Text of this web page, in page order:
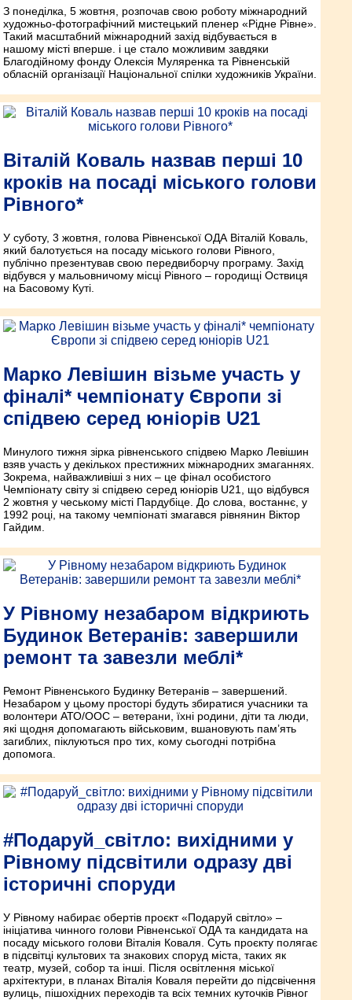
З понеділка, 5 жовтня, розпочав свою роботу міжнародний
художньо-фотографічний мистецький пленер «Рідне Рівне».
Такий масштабний міжнародний захід відбувається в
нашому місті вперше. і це стало можливим завдяки
Благодійному фонду Олексія Муляренка та Рівненській
обласній організації Національної спілки художників України.
Віталій Коваль назвав перші 10
кроків на посаді міського голови
Рівного*
У суботу, 3 жовтня, голова Рівненської ОДА Віталій Коваль,
який балотується на посаду міського голови Рівного,
публічно презентував свою передвиборчу програму. Захід
відбувся у мальовничому місці Рівного – городищі Оствиця
на Басовому Куті.
Марко Левішин візьме участь у
фіналі* чемпіонату Європи зі
спідвею серед юніорів U21
Минулого тижня зірка рівненського спідвею Марко Левішин
взяв участь у декількох престижних міжнародних змаганнях.
Зокрема, найважливіші з них – це фінал особистого
Чемпіонату світу зі спідвею серед юніорів U21, що відбувся
2 жовтня у чеському місті Пардубіце. До слова, востаннє, у
1992 році, на такому чемпіонаті змагався рівнянин Віктор
Гайдим.
У Рівному незабаром відкриють
Будинок Ветеранів: завершили
ремонт та завезли меблі*
Ремонт Рівненського Будинку Ветеранів – завершений.
Незабаром у цьому просторі будуть збиратися учасники та
волонтери АТО/ООС – ветерани, їхні родини, діти та люди,
які щодня допомагають військовим, вшановують пам’ять
загиблих, піклуються про тих, кому сьогодні потрібна
допомога.
#Подаруй_світло: вихідними у
Рівному підсвітили одразу дві
історичні споруди
У Рівному набирає обертів проєкт «Подаруй світло» –
ініціатива чинного голови Рівненської ОДА та кандидата на
посаду міського голови Віталія Коваля. Суть проєкту полягає
в підсвітці культових та знакових споруд міста, таких як
театр, музей, собор та інші. Після освітлення міської
архітектури, в планах Віталія Коваля перейти до підсвічення
вулиць, пішохідних переходів та всіх темних куточків Рівног